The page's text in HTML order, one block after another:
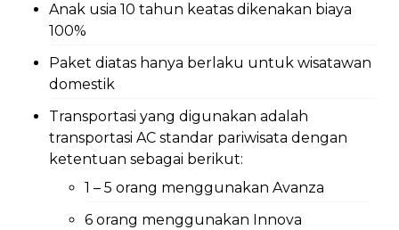
Anak usia 10 tahun keatas dikenakan biaya
100%
Paket diatas hanya berlaku untuk wisatawan
domestik
Transportasi yang digunakan adalah
transportasi AC standar pariwisata dengan
ketentuan sebagai berikut:
1 – 5 orang menggunakan Avanza
6 orang menggunakan Innova